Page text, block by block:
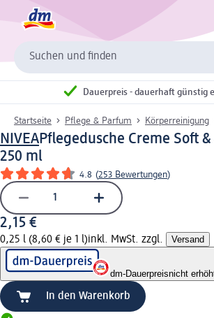
Suchen und finden
Dauerpreis - dauerhaft günstig
Startseite Pflege & Parfum Körperreinigung
NIVEAPflegedusche Creme Soft
250 ml
4.8 (253 Bewertungen)
2,15 €
0,25 l (8,60 € je 1 l)inkl. MwSt. zzgl. Versand
dm-Dauerpreisnicht
In den Warenkorb